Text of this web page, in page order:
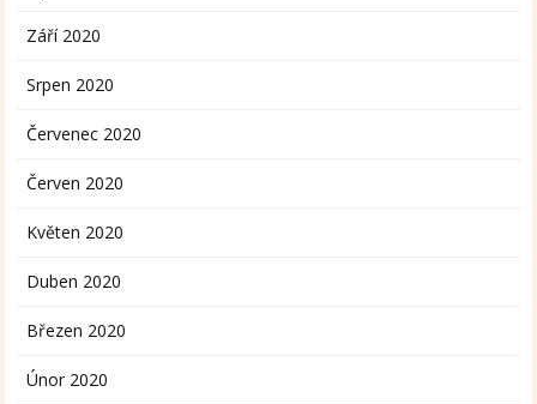
Září 2020
Srpen 2020
Červenec 2020
Červen 2020
Květen 2020
Duben 2020
Březen 2020
Únor 2020